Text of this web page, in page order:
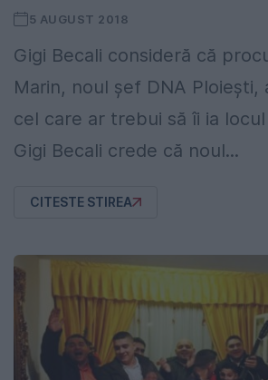
5 AUGUST 2018
Gigi Becali consideră că
Marin, noul șef DNA
cel care ar trebui să îi ia locul
Gigi Becali crede că noul...
CITESTE STIREA